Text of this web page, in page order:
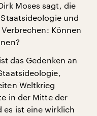
Moses sagt, die
und
Können
das Gedenken an
Weltkrieg
in der Mitte der
es ist eine wirklich